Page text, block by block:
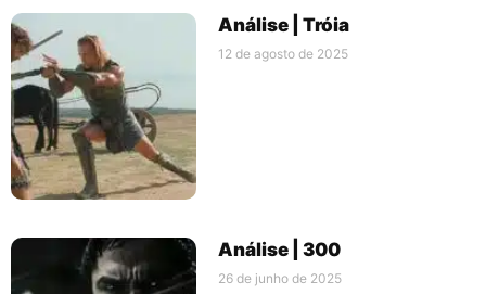
Análise | Tróia
12 de agosto de 2025
Análise | 300
26 de junho de 2025